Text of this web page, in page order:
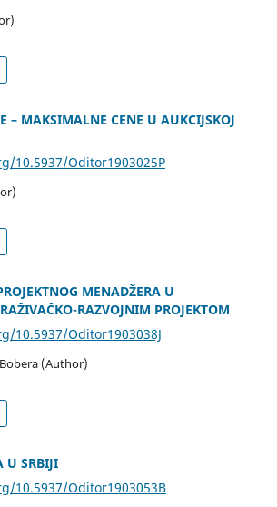
– MAKSIMALNE CENE U AUKCIJSKOJ
10.5937/Oditor1903025P
MENADŽERA U
RAZVOJNIM PROJEKTOM
10.5937/Oditor1903038J
(Author)
U SRBIJI
10.5937/Oditor1903053B